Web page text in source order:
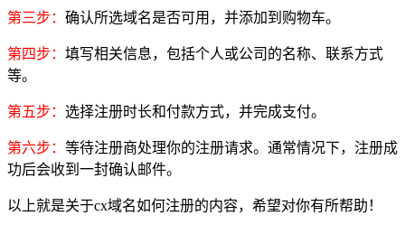
第三步： 确认所选域名是否可用，并添加到购物车。
第四步： 填写相关信息，包括个人或公司的名称、联系方式
等。
第五步： 选择注册时长和付款方式，并完成支付。
第六步： 等待注册商处理你的注册请求。通常情况下，注册成
功后会收到一封确认邮件。
以上就是关于cx域名如何注册的内容，希望对你有所帮助！